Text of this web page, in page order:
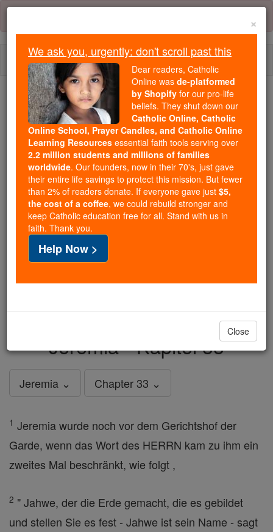
Skip
content
We ask you, urgently: don't scroll past this
Dear readers, Catholic Online
wasde-platformed by Shopify
for our pro-life beliefs. They
shut down ourCatholic
Online, Catholic Online School, Prayer Candles, and
Catholic Online Learning Resourcesessential faith
tools serving over2.2 million students and millions of
families worldwide. Our founders, now in their 70's,
just gave their entire life savings to protect this mission.
But fewer than 2% of readers donate. If everyone gave
just$5, the cost of a coffee, we could rebuild stronger
in faith. Thank you.DONATE TODAY >
Jeremia - Kapitel 33
Jeremia ⌄ Chapter 33 ⌄
1 Jeremia wurde noch vor dem Gerichtshof der
Garde, wenn das Wort des HERRN kam zu ihm ein
zweites Mal beschränkt, wie folgt ,
2 " Jahwe, der die Erde gemacht, die es gebildet
und stellen Sie es fest - Jahwe ist sein Name - sagt
×
We ask you, urgently: don't scroll past this
Dear readers, Catholic
Online was de-platformed
by Shopify for our pro-life
beliefs. They shut down our
Catholic Online, Catholic
Online School, Prayer Candles, and Catholic Online
Learning Resources essential faith tools serving over
2.2 million students and millions of families
worldwide. Our founders, now in their 70's, just gave
their entire life savings to protect this mission. But fewer
than 2% of readers donate. If everyone gave just $5,
the cost of a coffee, we could rebuild stronger and
keep Catholic education free for all. Stand with us in
faith. Thank you.
Help Now >
Close